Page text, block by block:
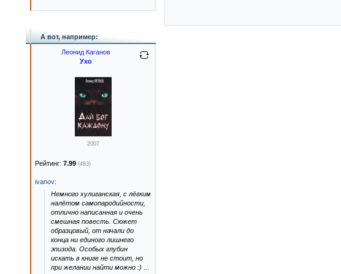
А вот, например:
Леонид Каганов
Ухо
2007
Рейтинг: 7.99 (483)
ivanov:
Немного хулиганская, с лёгким
налётом самопародийности,
отлично написанная и очень
смешная повесть. Сюжет
образцовый, от начали до
конца ни единого лишнего
эпизода. Особых глубин
искать в книге не стоит, но
при желании найти можно :)